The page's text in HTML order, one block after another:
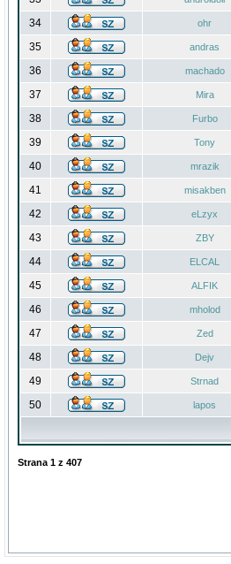
34 ohr
35 andras
36 machado
37 Mira
38 Furbo
39 Tony
40 mrazik
41 misakben
42 eLzyx
43 ZBY
44 ELCAL
45 ALFIK
46 mholod
47 Zed
48 Dejv
49 Strnad
50 lapos
Strana 1 z 407